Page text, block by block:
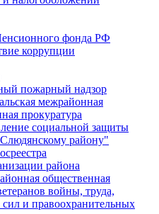
фонда РФ
коррупции
пожарный надзор
межрайонная
прокуратура
социальной защиты
району"
района
общественная
войны, труда,
и правоохранительных